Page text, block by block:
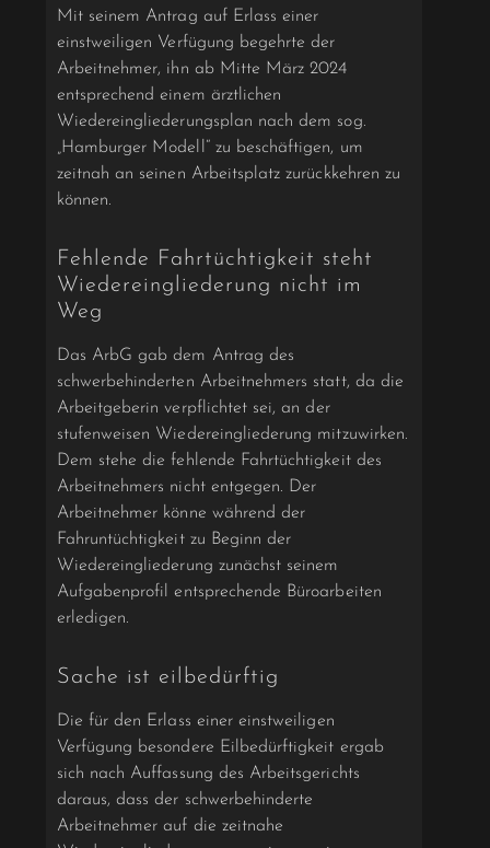
Mit seinem Antrag auf Erlass einer
einstweiligen Verfügung begehrte der
Arbeitnehmer, ihn ab Mitte März 2024
entsprechend einem ärztlichen
Wiedereingliederungsplan nach dem sog.
„Hamburger Modell“ zu beschäftigen, um
zeitnah an seinen Arbeitsplatz zurückkehren zu
können.
Fehlende Fahrtüchtigkeit steht
Wiedereingliederung nicht im
Weg
Das ArbG gab dem Antrag des
schwerbehinderten Arbeitnehmers statt, da die
Arbeitgeberin verpflichtet sei, an der
stufenweisen Wiedereingliederung mitzuwirken.
Dem stehe die fehlende Fahrtüchtigkeit des
Arbeitnehmers nicht entgegen. Der
Arbeitnehmer könne während der
Fahruntüchtigkeit zu Beginn der
Wiedereingliederung zunächst seinem
Aufgabenprofil entsprechende Büroarbeiten
erledigen.
Sache ist eilbedürftig
Die für den Erlass einer einstweiligen
Verfügung besondere Eilbedürftigkeit ergab
sich nach Auffassung des Arbeitsgerichts
daraus, dass der schwerbehinderte
Arbeitnehmer auf die zeitnahe